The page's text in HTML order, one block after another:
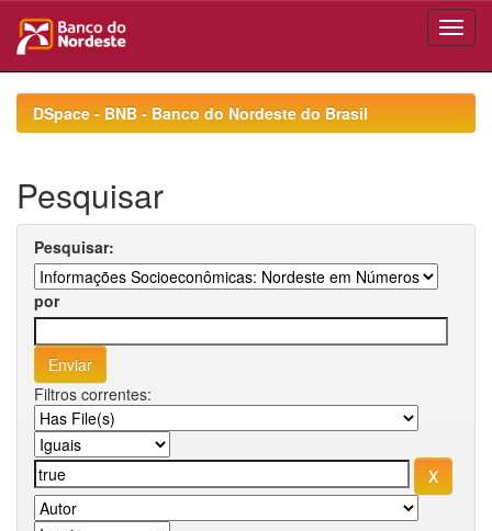
navigationDSpace - BNB - Banco do Nordeste do Brasil
Pesquisar
Pesquisar:
por
Filtros correntes: